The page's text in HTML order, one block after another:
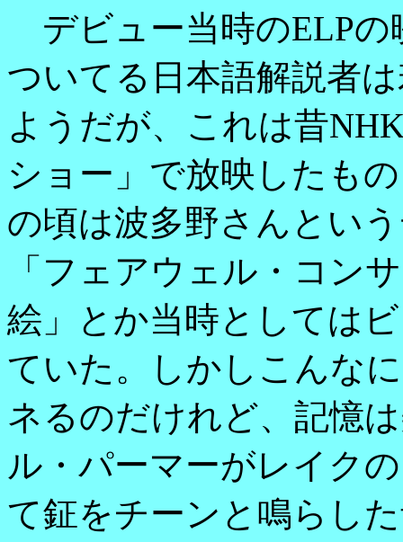
デビュー当時のELPの
ついてる日本語解説者
ようだが、これは昔
ショー」で放映したも
の頃は波多野さんとい
「フェアウェル・コン
絵」とか当時としては
ていた。しかしこんな
ネるのだけれど、記憶
ル・パーマーがレイク
て鉦をチーンと鳴らし